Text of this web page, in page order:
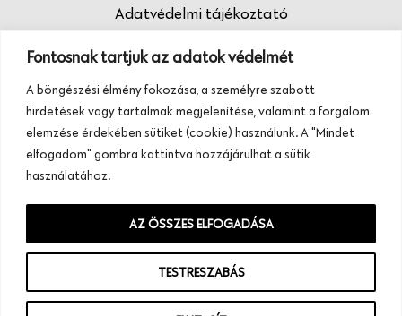
Fontosnak tartjuk az adatok védelmét
A böngészési élmény fokozása, a személyre szabott
hirdetések vagy tartalmak megjelenítése, valamint a forgalom
elemzése érdekében sütiket (cookie) használunk. A "Mindet
elfogadom" gombra kattintva hozzájárulhat a sütik
használatához.
TESTRESZABÁS
AZ ÖSSZES ELFOGADÁSA
Adatvédelmi tájékoztató
Fodrász vagy?
Tudj meg többet termékeinkről, szolgáltatásainkról.
Hívj minket, vagy üzenj nekünk ezen a
telefonszámon:
+36 20 945 84 74